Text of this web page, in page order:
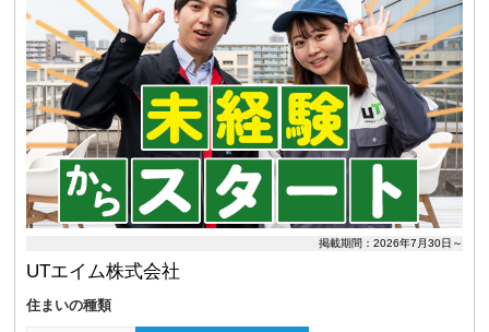
掲載期間：2026年7月30日～
UTエイム株式会社
住まいの種類